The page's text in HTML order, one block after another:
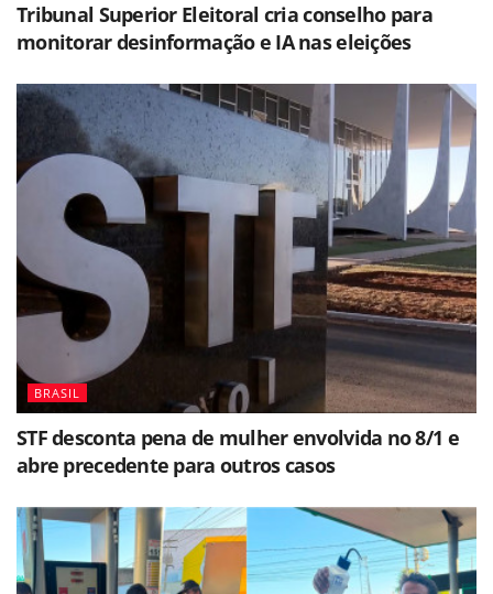
Tribunal Superior Eleitoral cria conselho para
monitorar desinformação e IA nas eleições
BRASIL
STF desconta pena de mulher envolvida no 8/1 e
abre precedente para outros casos